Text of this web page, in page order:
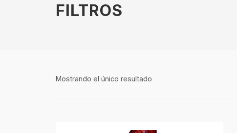
FILTROS
Mostrando el único resultado